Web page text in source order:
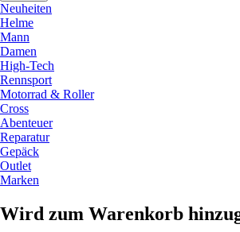
Neuheiten
Helme
Mann
Damen
High-Tech
Rennsport
Motorrad & Roller
Cross
Abenteuer
Reparatur
Gepäck
Outlet
Marken
Wird zum Warenkorb